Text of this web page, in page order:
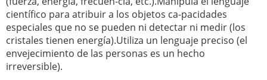
científico para atribuir a los objetos ca-pacidades
especiales que no se pueden ni detectar ni medir (los
cristales tienen energía).Utiliza un lenguaje preciso (el
envejecimiento de las personas es un hecho
irreversible).